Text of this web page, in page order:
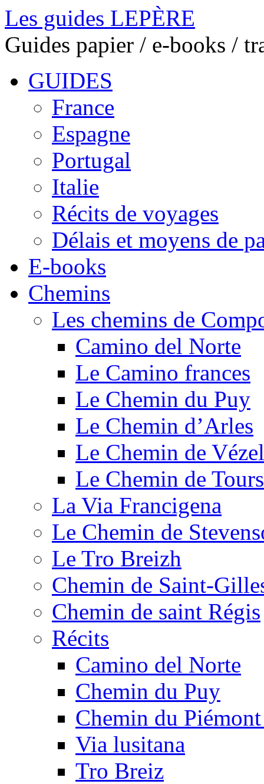
Les guides LEPÈRE
Guides papier / e-books /
GUIDES
France
Espagne
Portugal
Italie
Récits de voyages
Délais et moyens de
E-books
Chemins
Les chemins de
Camino del Norte
Le Camino frances
Le Chemin du Puy
Le Chemin d’Arles
Le Chemin de
Le Chemin de Tours
La Via Francigena
Le Chemin de
Le Tro Breizh
Chemin de Saint-
Chemin de saint Régis
Récits
Camino del Norte
Chemin du Puy
Chemin du
Via lusitana
Tro Breiz